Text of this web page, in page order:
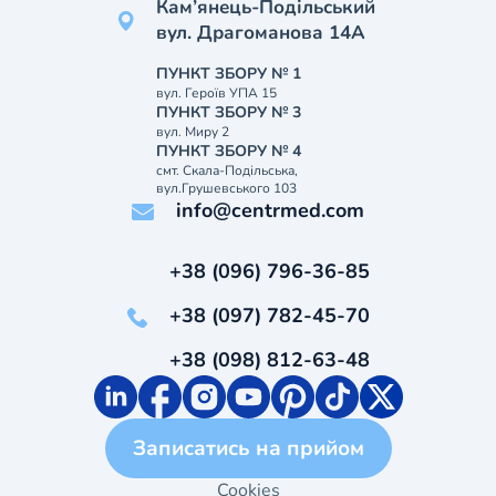
Кам’янець-Подільський
вул. Драгоманова 14А
ПУНКТ ЗБОРУ № 1
вул. Героїв УПА 15
ПУНКТ ЗБОРУ № 3
вул. Миру 2
ПУНКТ ЗБОРУ № 4
смт. Скала-Подільська,
вул.Грушевського 103
info@centrmed.com
+38 (096) 796-36-85
+38 (097) 782-45-70
+38 (098) 812-63-48
Записатись на прийом
Cookies